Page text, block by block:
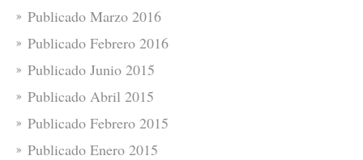
Publicado Marzo 2016
Publicado Febrero 2016
Publicado Junio 2015
Publicado Abril 2015
Publicado Febrero 2015
Publicado Enero 2015